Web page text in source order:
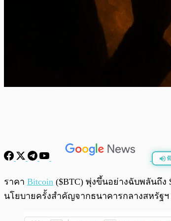
พร้อมเล่น
ราคา Bitcoin ($BTC) พุ่งขึ้นอย่างฉับพลันถึง
นโยบายครั้งสำคัญจากธนาคารกลางสหรัฐ